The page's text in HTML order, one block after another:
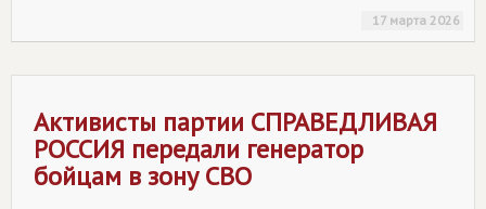
17 марта 2026
Активисты партии СПРАВЕДЛИВАЯ
РОССИЯ передали генератор
бойцам в зону СВО